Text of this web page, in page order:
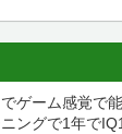
ゲーム感覚で
ングで1年で